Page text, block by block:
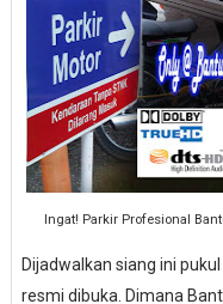
Ingat! Parkir Profesional
Dijadwalkan siang ini
resmi dibuka. Dimana